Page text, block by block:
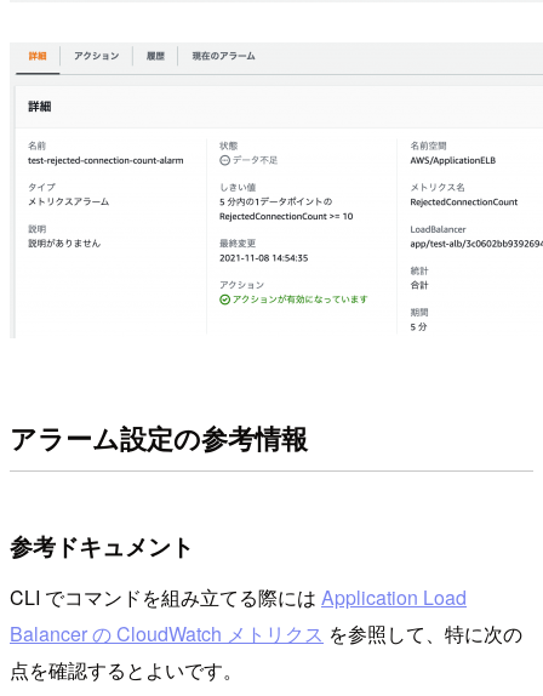
アラーム設定の参考情報
参考ドキュメント
CLI でコマンドを組み立てる際には Application Load
Balancer の CloudWatch メトリクス を参照して、特に次の
点を確認するとよいです。